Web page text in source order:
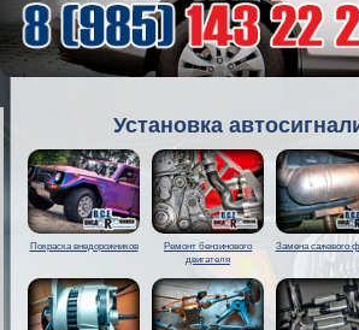
Установка
Покраска внедорожников
Ремонт бензинового
двигателя
Замена сажевого